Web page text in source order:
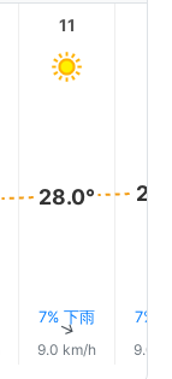
11
28.0°
7% 下雨
↑
9.0 km/h
7%
9.0